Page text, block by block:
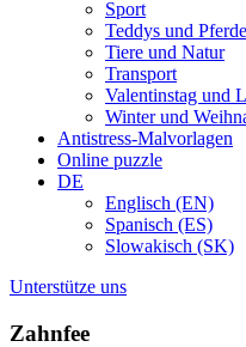
Sport
Teddys und Pferde
Tiere und Natur
Transport
Valentinstag und
Winter und
Antistress-Malvorlagen
Online puzzle
DE
Englisch (EN)
Spanisch (ES)
Slowakisch (SK)
Unterstütze uns
Zahnfee